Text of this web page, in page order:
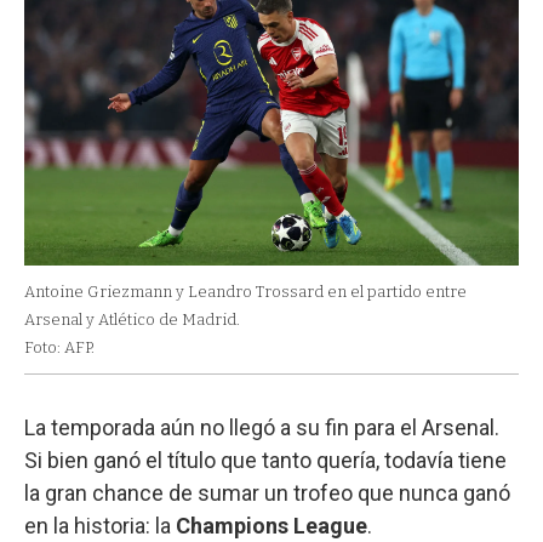
Antoine Griezmann y Leandro Trossard en el partido entre
Arsenal y Atlético de Madrid.
Foto: AFP.
La temporada aún no llegó a su fin para el Arsenal.
Si bien ganó el título que tanto quería, todavía tiene
la gran chance de sumar un trofeo que nunca ganó
en la historia: la Champions League.